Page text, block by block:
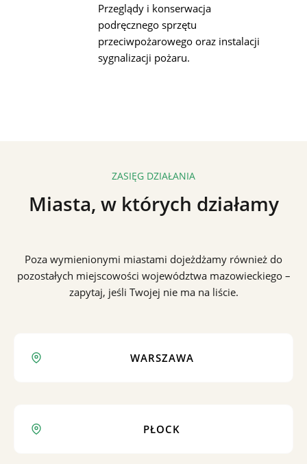
Przeglądy i konserwacja
podręcznego sprzętu
przeciwpożarowego oraz instalacji
sygnalizacji pożaru.
ZASIĘG DZIAŁANIA
Miasta, w których działamy
Poza wymienionymi miastami dojeżdżamy również do
pozostałych miejscowości województwa mazowieckiego –
zapytaj, jeśli Twojej nie ma na liście.
WARSZAWA
PŁOCK